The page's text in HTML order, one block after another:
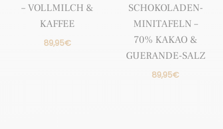
– VOLLMILCH &
KAFFEE
89,95€
SCHOKOLADEN-
MINITAFELN –
70% KAKAO &
GUERANDE-SALZ
89,95€